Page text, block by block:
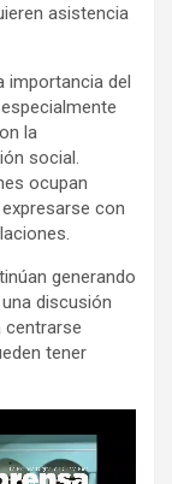
asistencia
importancia del
la
social.
ocupan
con
generando
discusión
centrarse
tener